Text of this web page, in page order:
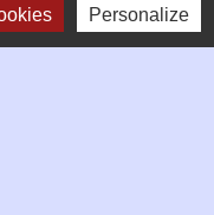
Personalize